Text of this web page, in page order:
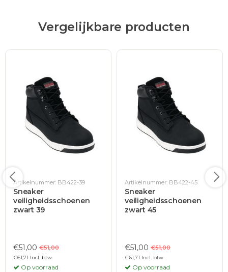
Vergelijkbare producten
Artikelnummer: BB422-39
Sneaker
veiligheidsschoenen
zwart 39
€51,00 €51,00
€61,71 Incl. btw
Op voorraad
Artikelnummer: BB422-45
Sneaker
veiligheidsschoenen
zwart 45
€51,00 €51,00
€61,71 Incl. btw
Op voorraad